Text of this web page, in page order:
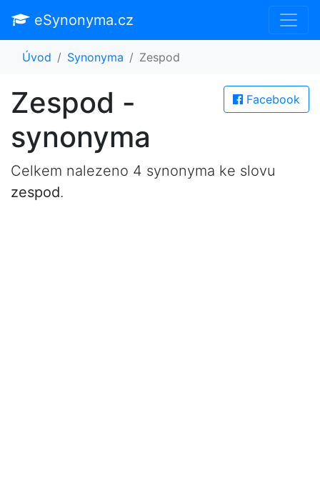
eSynonyma.cz
Úvod Synonyma Zespod
Facebook
Zespod -
synonyma
Celkem nalezeno 4 synonyma ke slovu
zespod.